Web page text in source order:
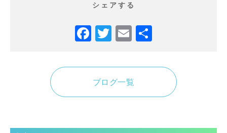
シェアする
Facebook
TwitterEmail
ブログ一覧